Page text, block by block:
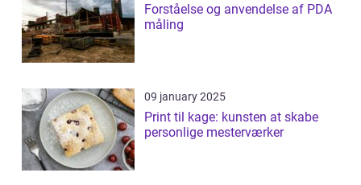
Forståelse og anvendelse af PDA
måling
09 january 2025
Print til kage: kunsten at skabe
personlige mesterværker